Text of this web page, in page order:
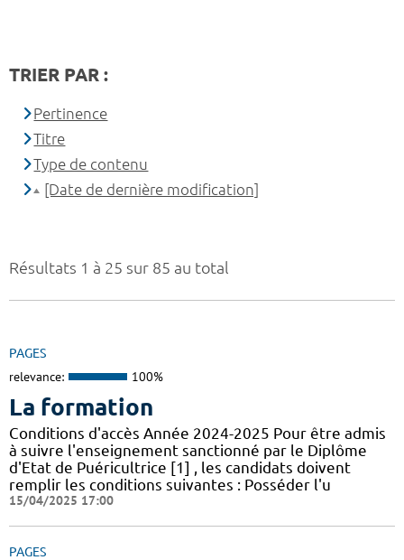
Résultats 1 à 25 sur 85 au total
PAGES
relevance: 100%
La formation
Conditions d'accès Année 2024-2025 Pour être admis
à suivre l'enseignement sanctionné par le Diplôme
d'Etat de Puéricultrice [1] , les candidats doivent
remplir les conditions suivantes : Posséder l'u
15/04/2025 17:00
PAGES
TRIER PAR :
Pertinence
Titre
Type de contenu
[Date de dernière modification]